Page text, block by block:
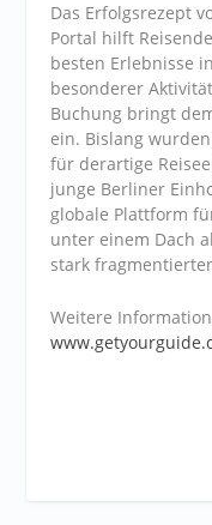
Das Erfolgsrezept
Portal hilft
besten Erlebnisse
besonderer
Buchung bringt
ein. Bislang
für derartige
junge Berliner
globale Plattform
unter einem Dach
stark
Weitere